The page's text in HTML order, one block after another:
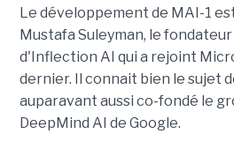
Le développement de MAI-1
Mustafa Suleyman, le
d'Inflection AI qui a rejoint
dernier. Il connait bien le sujet
auparavant aussi co-fondé le
DeepMind AI de Google.